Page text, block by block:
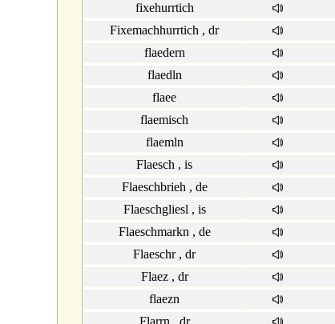
fixehurrtich
Fixemachhurrtich , dr
flaedern
flaedln
flaee
flaemisch
flaemln
Flaesch , is
Flaeschbrieh , de
Flaeschgliesl , is
Flaeschmarkn , de
Flaeschr , dr
Flaez , dr
flaezn
Flarrn , dr